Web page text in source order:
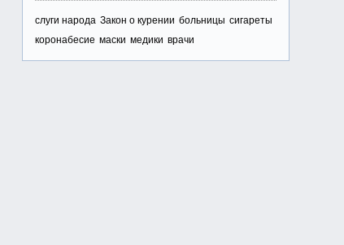
слуги народа Закон о курении больницы сигареты
коронабесие маски медики врачи